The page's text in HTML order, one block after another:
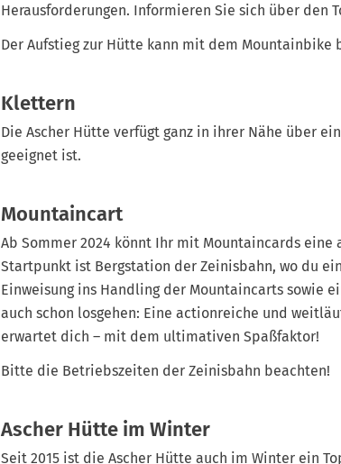
Herausforderungen. Informieren Sie sich über den
Der Aufstieg zur Hütte kann mit dem Mountainbike
Klettern
Die Ascher Hütte verfügt ganz in ihrer Nähe über
geeignet ist.
Mountaincart
Ab Sommer 2024 könnt Ihr mit Mountaincards eine
Startpunkt ist Bergstation der Zeinisbahn, wo du
Einweisung ins Handling der Mountaincarts sowie
auch schon losgehen: Eine actionreiche und
erwartet dich – mit dem ultimativen Spaßfaktor!
Bitte die Betriebszeiten der Zeinisbahn beachten!
Ascher Hütte im Winter
Seit 2015 ist die Ascher Hütte auch im Winter ein